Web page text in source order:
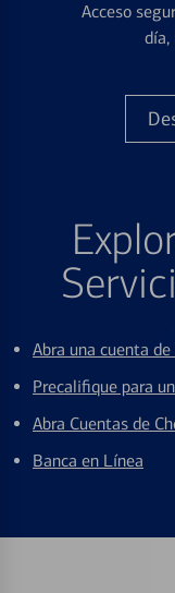
Acceso
día,
Abra una cuenta de
Precalifique para
Abra Cuentas de
Banca en Línea